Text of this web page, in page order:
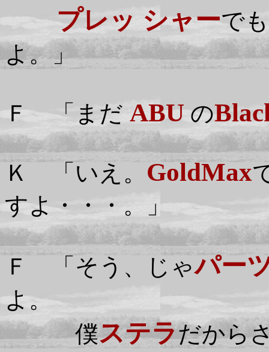
プレッ シャーで
よ。」
Ｆ 「まだ ABUの
Ｋ 「いえ。 GoldMax
すよ・・・。」
Ｆ 「そう、じゃパー
よ。
僕ステラだから